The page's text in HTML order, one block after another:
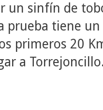
un sinfín de
prueba tiene
primeros 20
a